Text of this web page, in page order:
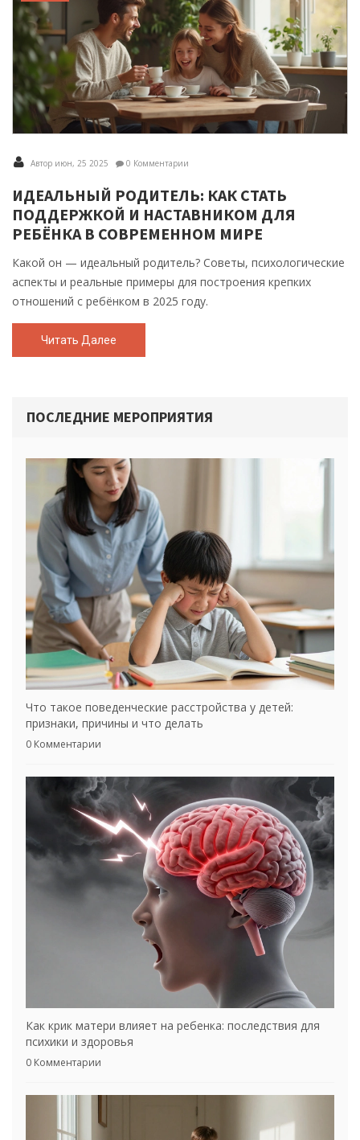
Автор июн, 25 2025 0 Комментарии
ИДЕАЛЬНЫЙ РОДИТЕЛЬ: КАК СТАТЬ
ПОДДЕРЖКОЙ И НАСТАВНИКОМ ДЛЯ
РЕБЁНКА В СОВРЕМЕННОМ МИРЕ
Какой он — идеальный родитель? Советы, психологические
аспекты и реальные примеры для построения крепких
отношений с ребёнком в 2025 году.
Читать Далее
ПОСЛЕДНИЕ МЕРОПРИЯТИЯ
Что такое поведенческие расстройства у детей:
признаки, причины и что делать
0 Комментарии
Как крик матери влияет на ребенка: последствия для
психики и здоровья
0 Комментарии